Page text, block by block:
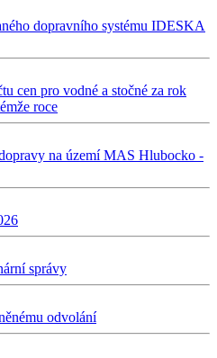
dopravního systému IDESKA
cen pro vodné a stočné za rok
roce
na území MAS Hlubocko -
správy
odvolání